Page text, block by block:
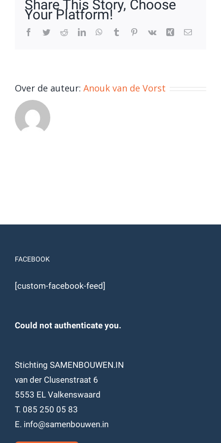
Share This Story, Choose
Your Platform!
Facebook
TwitterRedditLinkedInWhatsApp
Tumblr Pinterest
Vk Xing E-
Over de auteur: Anouk van de Vorst
FACEBOOK
[custom-facebook-feed]
Could not authenticate you.
Stichting SAMENBOUWEN.IN
van der Clusenstraat 6
5553 EL Valkenswaard
T. 085 250 05 83
E. info@samenbouwen.in